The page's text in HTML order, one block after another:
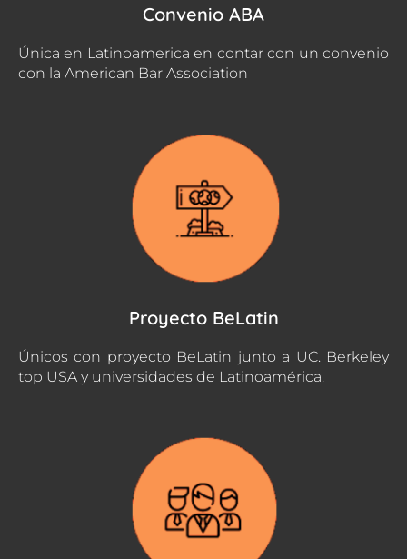
Convenio ABA
Única en Latinoamerica en contar con un convenio
con la American Bar Association
Proyecto BeLatin
Únicos con proyecto BeLatin junto a UC. Berkeley
top USA y universidades de Latinoamérica.